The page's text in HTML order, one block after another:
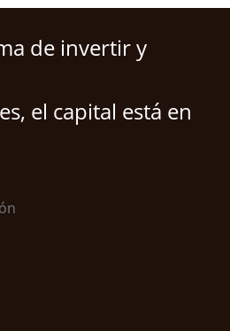
de invertir y
el capital está en